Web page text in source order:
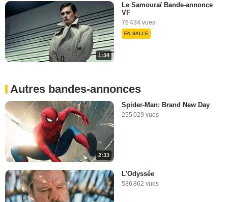
1:34
Le Samouraï Bande-annonce
VF
76 434 vues
EN SALLE
Autres bandes-annonces
2:33
Spider-Man: Brand New Day
255 029 vues
L'Odyssée
536 862 vues